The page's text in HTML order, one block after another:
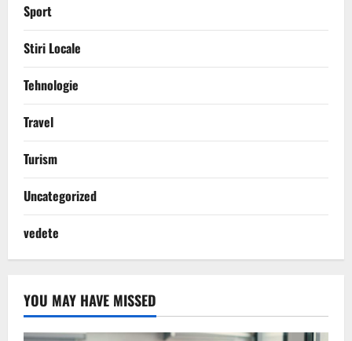
Sport
Stiri Locale
Tehnologie
Travel
Turism
Uncategorized
vedete
YOU MAY HAVE MISSED